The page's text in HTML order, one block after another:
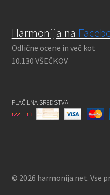
Harmonija na
Odlične ocene in več kot
10.130 VŠEČKOV
PLAČILNA SREDSTVA
© 2026 harmonija.net. Vse